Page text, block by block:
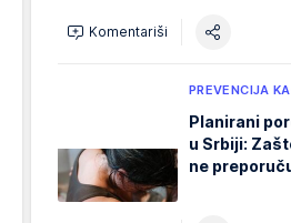
Komentariši
PREVENCIJA
Planirani
u Srbiji:
ne